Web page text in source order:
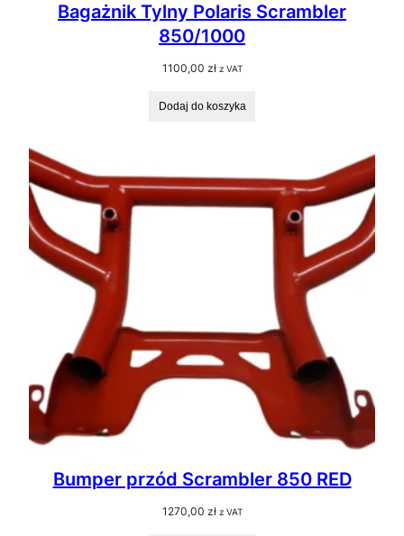
Bagażnik Tylny Polaris Scrambler
850/1000
1100,00 zł z VAT
Dodaj do koszyka
Bumper przód Scrambler 850 RED
1270,00 zł z VAT